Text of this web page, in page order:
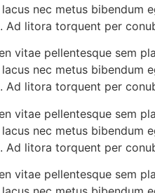
nec metus bibendum
litora torquent per
vitae pellentesque sem
nec metus bibendum
litora torquent per
vitae pellentesque sem
nec metus bibendum
litora torquent per
vitae pellentesque sem